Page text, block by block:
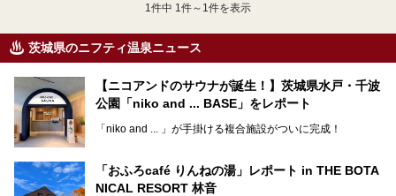
1 件中 1件～1件を表示
茨城県のニフティ温泉ニュース
【ニコアンドのサウナが誕生！】茨城県水戸・千波
公園「niko and ... BASE」をレポート
「niko and ... 」が手掛ける複合施設がついに完成！
茨城県水戸・千波公園に2026年4月23日（木）待望のオー
プンを迎えます。
「おふろcafé りんねの湯」レポート in THE BOTA
NICAL RESORT 林音